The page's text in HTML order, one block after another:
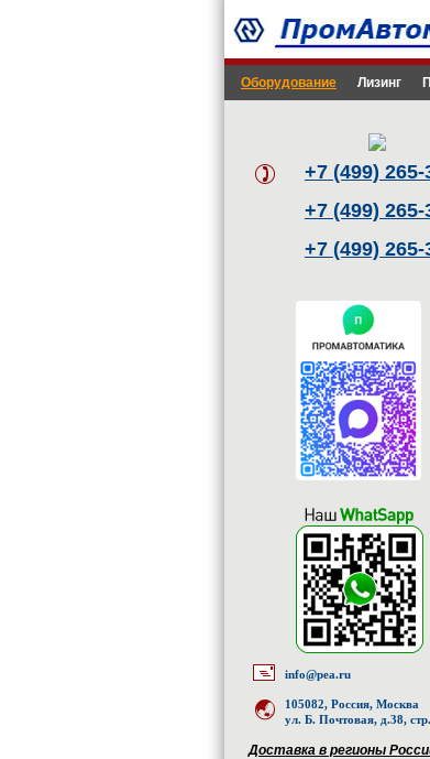
Оборудование Лизинг
+7 (499) 265-
+7 (499) 265-
+7 (499) 265-
info@pea.ru
105082, Россия, Москва
ул. Б. Почтовая, д.38,
Доставка в регионы